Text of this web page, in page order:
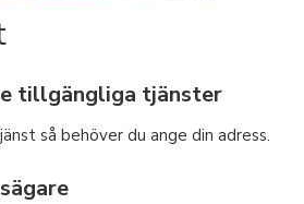
tillgängliga tjänster
så behöver du ange din adress.